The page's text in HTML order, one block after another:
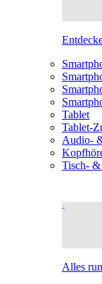
Tablet
Tablet-
Audio-
Tisch- &
Alles